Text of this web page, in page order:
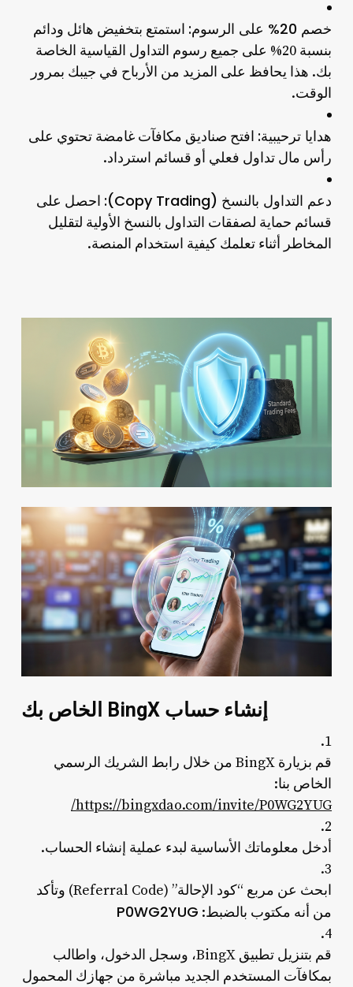
خصم 20% على الرسوم:
استمتع بتخفيض هائل ودائم
بنسبة 20% على جميع رسوم التداول القياسية الخاصة
بك. هذا يحافظ على المزيد من الأرباح في جيبك بمرور
الوقت.
هدايا ترحيبية: افتح صناديق مكافآت غامضة تحتوي على
رأس مال تداول فعلي أو قسائم استرداد.
دعم التداول بالنسخ (Copy Trading):
احصل على
قسائم حماية لصفقات التداول بالنسخ الأولية لتقليل
المخاطر أثناء تعلمك كيفية استخدام المنصة.
إنشاء حساب BingX الخاص بك
قم بزيارة BingX من خلال رابط الشريك الرسمي
الخاص بنا:
https://bingxdao.com/invite/P0WG2YUG/
أدخل معلوماتك الأساسية لبدء عملية إنشاء الحساب.
ابحث عن مربع “كود الإحالة” (Referral Code) وتأكد
من أنه مكتوب بالضبط: P0WG2YUG
قم بتنزيل تطبيق BingX، وسجل الدخول، واطالب
بمكافآت المستخدم الجديد مباشرة من جهازك المحمول